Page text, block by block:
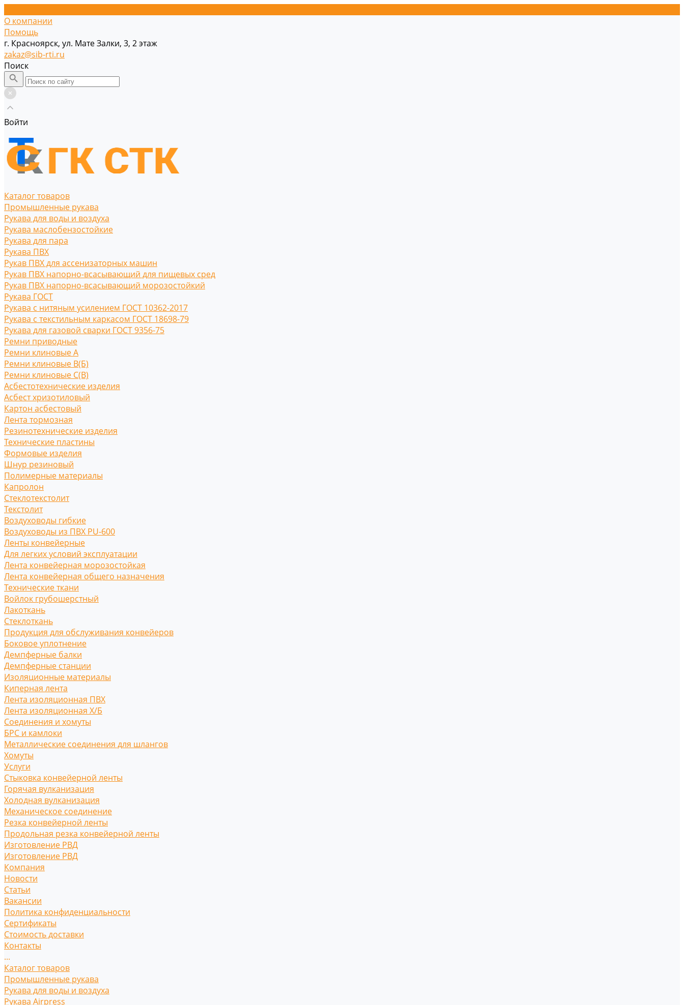
О компании
Помощь
г. Красноярск, ул. Мате Залки, 3, 2 этаж
zakaz@sib-rti.ru
Поиск
Войти
Каталог товаров
Промышленные рукава
Рукава для воды и воздуха
Рукава маслобензостойкие
Рукава для пара
Рукава ПВХ
Рукав ПВХ для ассенизаторных машин
Рукав ПВХ напорно-всасывающий для пищевых сред
Рукав ПВХ напорно-всасывающий морозостойкий
Рукава ГОСТ
Рукава с нитяным усилением ГОСТ 10362-2017
Рукава с текстильным каркасом ГОСТ 18698-79
Рукава для газовой сварки ГОСТ 9356-75
Ремни приводные
Ремни клиновые A
Ремни клиновые В(Б)
Ремни клиновые С(B)
Асбестотехнические изделия
Асбест хризотиловый
Картон асбестовый
Лента тормозная
Резинотехнические изделия
Технические пластины
Формовые изделия
Шнур резиновый
Полимерные материалы
Капролон
Стеклотекстолит
Текстолит
Воздуховоды гибкие
Воздуховоды из ПВХ PU-600
Ленты конвейерные
Для легких условий эксплуатации
Лента конвейерная морозостойкая
Лента конвейерная общего назначения
Технические ткани
Войлок грубошерстный
Лакоткань
Стеклоткань
Продукция для обслуживания конвейеров
Боковое уплотнение
Демпферные балки
Демпферные станции
Изоляционные материалы
Киперная лента
Лента изоляционная ПВХ
Лента изоляционная Х/Б
Соединения и хомуты
БРС и камлоки
Металлические соединения для шлангов
Хомуты
Услуги
Стыковка конвейерной ленты
Горячая вулканизация
Холодная вулканизация
Механическое соединение
Резка конвейерной ленты
Продольная резка конвейерной ленты
Изготовление РВД
Изготовление РВД
Компания
Новости
Статьи
Вакансии
Политика конфиденциальности
Сертификаты
Стоимость доставки
Контакты
...
Каталог товаров
Промышленные рукава
Рукава для воды и воздуха
Рукава Airpress